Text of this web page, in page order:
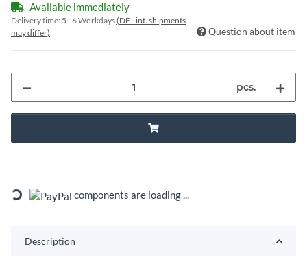
Available immediately
Delivery time: 5 - 6 Workdays(DE - int. shipments
may differ)
Question about item
pcs.
Loading... components are loading ...
Description